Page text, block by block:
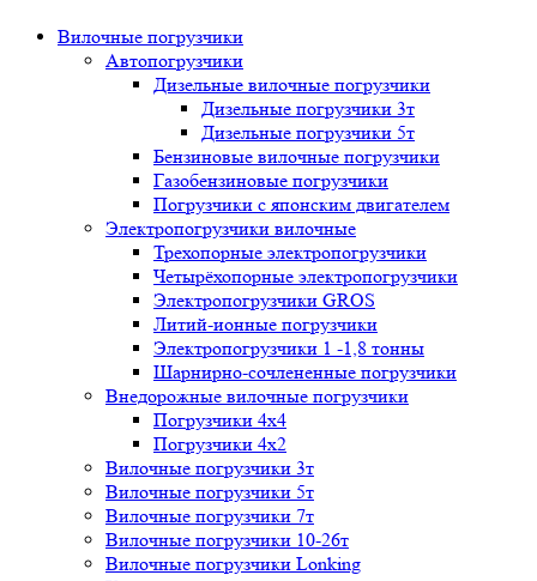
Вилочные погрузчики
Автопогрузчики
Дизельные вилочные погрузчики
Дизельные погрузчики 3т
Дизельные погрузчики 5т
Бензиновые вилочные погрузчики
Газобензиновые погрузчики
Погрузчики с японским двигателем
Электропогрузчики вилочные
Трехопорные электропогрузчики
Четырёхопорные электропогрузчики
Электропогрузчики GROS
Литий-ионные погрузчики
Электропогрузчики 1 -1,8 тонны
Шарнирно-сочлененные погрузчики
Внедорожные вилочные погрузчики
Погрузчики 4х4
Погрузчики 4х2
Вилочные погрузчики 3т
Вилочные погрузчики 5т
Вилочные погрузчики 7т
Вилочные погрузчики 10-26т
Вилочные погрузчики Lonking